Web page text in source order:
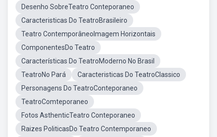
Desenho SobreTeatro Conteporaneo
Caracteristicas Do TeatroBrasileiro
Teatro ContemporâneoImagem Horizontais
ComponentesDo Teatro
Características Do TeatroModerno No Brasil
TeatroNo Pará
Caracteristicas Do TeatroClassico
Personagens Do TeatroConteporaneo
TeatroComteporaneo
Fotos AsthenticTeatro Conteporaneo
Raizes PoliticasDo Teatro Contemporaneo